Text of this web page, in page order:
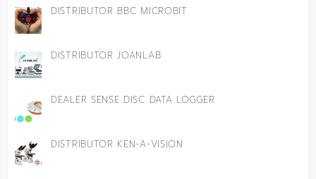
DISTRIBUTOR BBC MICROBIT
DISTRIBUTOR JOANLAB
DEALER SENSE DISC DATA LOGGER
DISTRIBUTOR KEN-A-VISION